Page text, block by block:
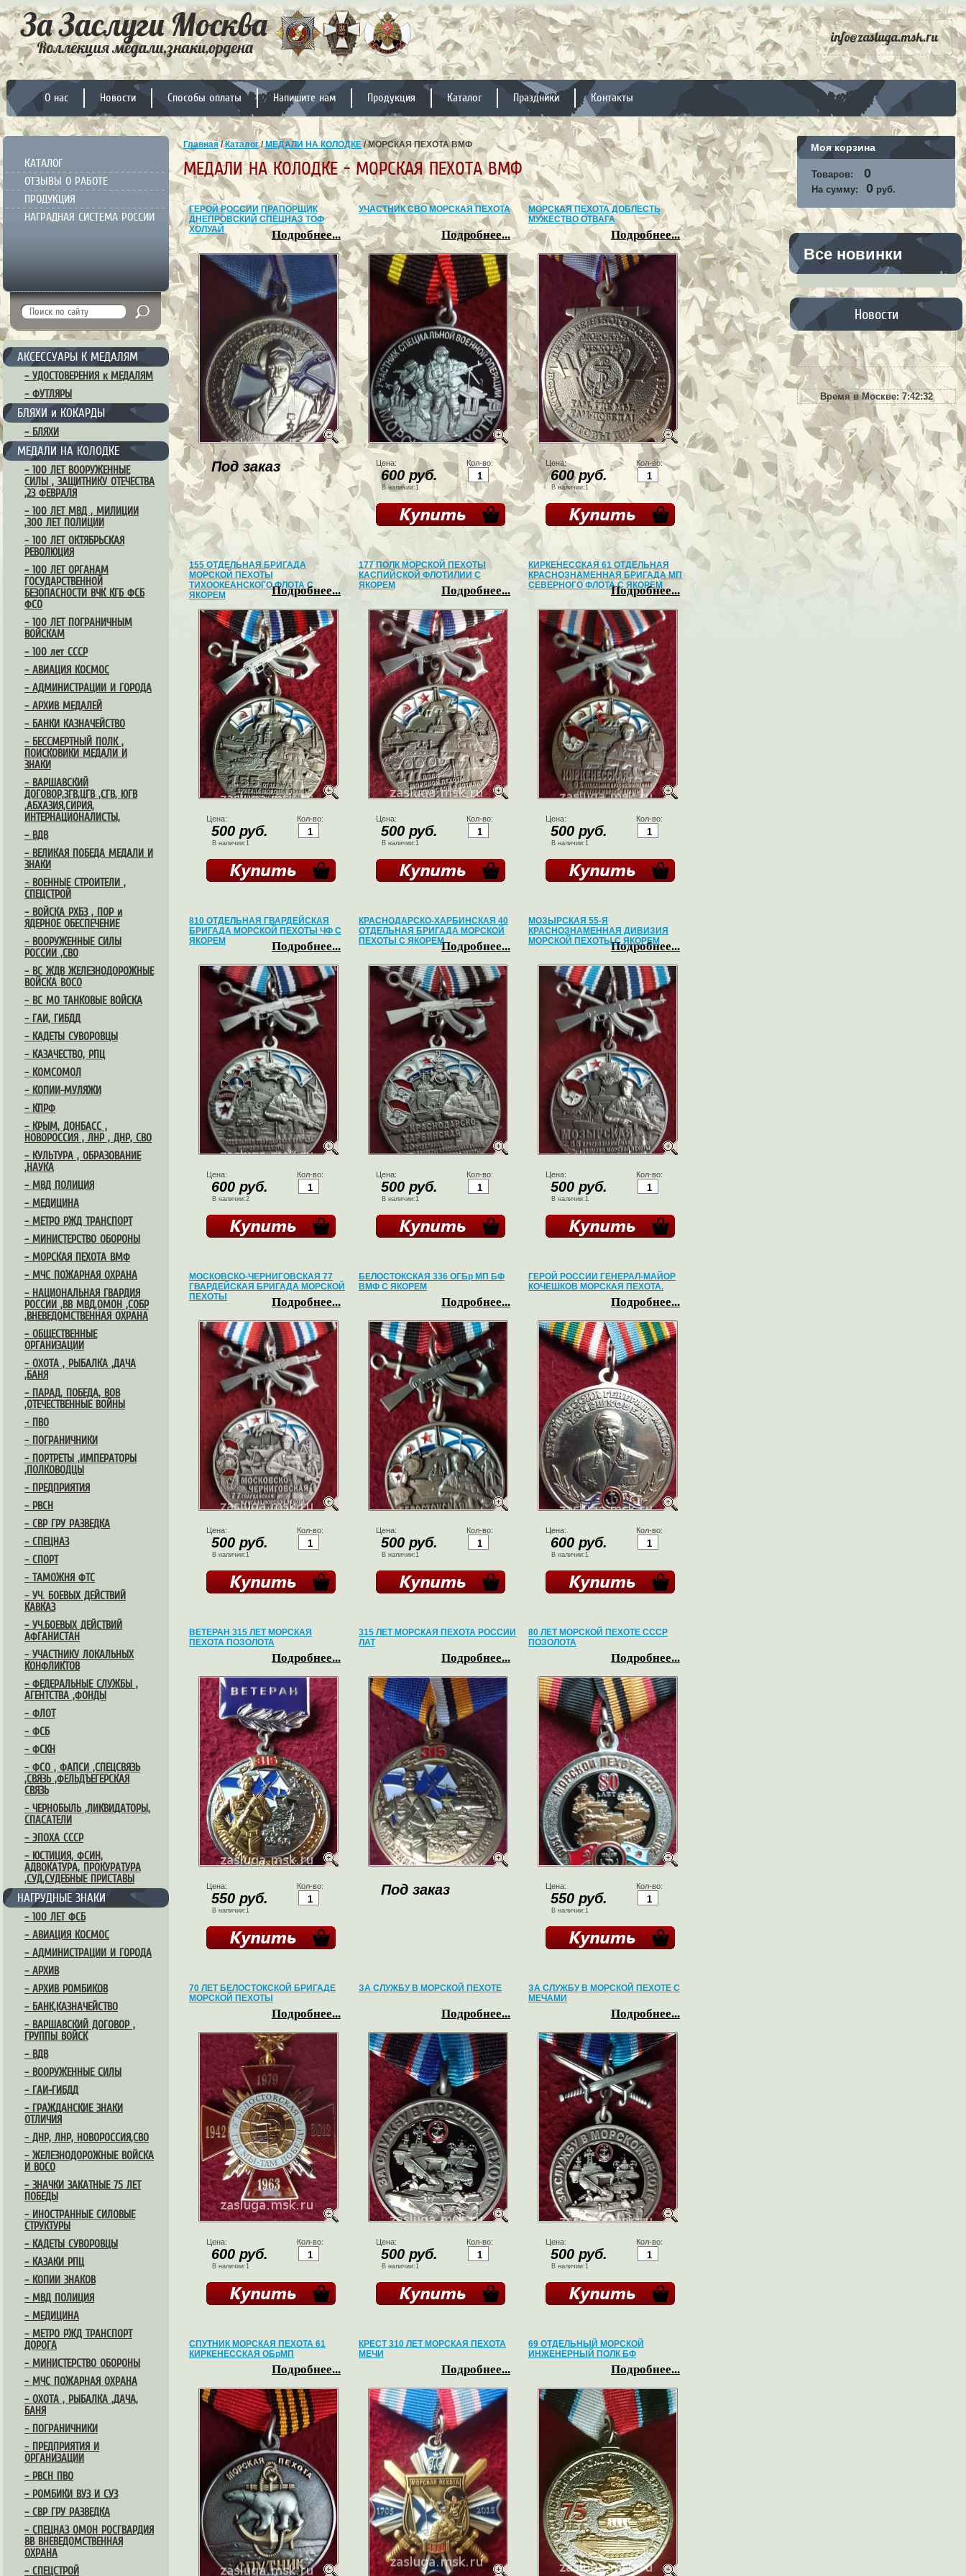
info@zasluga.msk.ru
О нас Новости Способы оплаты Напишите нам Продукция Каталог Праздники Контакты
КАТАЛОГ
ОТЗЫВЫ О РАБОТЕ
ПРОДУКЦИЯ
НАГРАДНАЯ СИСТЕМА РОССИИ
АКСЕССУАРЫ К МЕДАЛЯМ
– УДОСТОВЕРЕНИЯ к МЕДАЛЯМ
– ФУТЛЯРЫ
БЛЯХИ и КОКАРДЫ
– БЛЯХИ
МЕДАЛИ НА КОЛОДКЕ
– 100 ЛЕТ ВООРУЖЕННЫЕ
СИЛЫ , ЗАЩИТНИКУ ОТЕЧЕСТВА
,23 ФЕВРАЛЯ
– 100 ЛЕТ МВД , МИЛИЦИИ
,300 ЛЕТ ПОЛИЦИИ
– 100 ЛЕТ ОКТЯБРЬСКАЯ
РЕВОЛЮЦИЯ
– 100 ЛЕТ ОРГАНАМ
ГОСУДАРСТВЕННОЙ
БЕЗОПАСНОСТИ ВЧК КГБ ФСБ
ФСО
– 100 ЛЕТ ПОГРАНИЧНЫМ
ВОЙСКАМ
– 100 лет СССР
– АВИАЦИЯ КОСМОС
– АДМИНИСТРАЦИИ И ГОРОДА
– АРХИВ МЕДАЛЕЙ
– БАНКИ КАЗНАЧЕЙСТВО
– БЕССМЕРТНЫЙ ПОЛК ,
ПОИСКОВИКИ МЕДАЛИ И
ЗНАКИ
– ВАРШАВСКИЙ
ДОГОВОР,ЗГВ,ЦГВ ,СГВ, ЮГВ
,АБХАЗИЯ,СИРИЯ,
ИНТЕРНАЦИОНАЛИСТЫ,
– ВДВ
– ВЕЛИКАЯ ПОБЕДА МЕДАЛИ И
ЗНАКИ
– ВОЕННЫЕ СТРОИТЕЛИ ,
СПЕЦСТРОЙ
– ВОЙСКА РХБЗ , ПОР и
ЯДЕРНОЕ ОБЕСПЕЧЕНИЕ
– ВООРУЖЕННЫЕ СИЛЫ
РОССИИ ,СВО
– ВС ЖДВ ЖЕЛЕЗНОДОРОЖНЫЕ
ВОЙСКА ВОСО
– ВС МО ТАНКОВЫЕ ВОЙСКА
– ГАИ, ГИБДД
– КАДЕТЫ СУВОРОВЦЫ
– КАЗАЧЕСТВО, РПЦ
– КОМСОМОЛ
– КОПИИ-МУЛЯЖИ
– КПРФ
– КРЫМ, ДОНБАСС ,
НОВОРОССИЯ , ЛНР , ДНР, СВО
– КУЛЬТУРА , ОБРАЗОВАНИЕ
,НАУКА
– МВД ПОЛИЦИЯ
– МЕДИЦИНА
– МЕТРО РЖД ТРАНСПОРТ
– МИНИСТЕРСТВО ОБОРОНЫ
– МОРСКАЯ ПЕХОТА ВМФ
– МЧС ПОЖАРНАЯ ОХРАНА
– НАЦИОНАЛЬНАЯ ГВАРДИЯ
РОССИИ ,ВВ МВД,ОМОН ,СОБР
,ВНЕВЕДОМСТВЕННАЯ ОХРАНА
– ОБЩЕСТВЕННЫЕ
ОРГАНИЗАЦИИ
– ОХОТА , РЫБАЛКА ,ДАЧА
,БАНЯ
– ПАРАД, ПОБЕДА, ВОВ
,ОТЕЧЕСТВЕННЫЕ ВОЙНЫ
– ПВО
– ПОГРАНИЧНИКИ
– ПОРТРЕТЫ ,ИМПЕРАТОРЫ
,ПОЛКОВОДЦЫ
– ПРЕДПРИЯТИЯ
– РВСН
– СВР ГРУ РАЗВЕДКА
– СПЕЦНАЗ
– СПОРТ
– ТАМОЖНЯ ФТС
– УЧ. БОЕВЫХ ДЕЙСТВИЙ
КАВКАЗ
– УЧ.БОЕВЫХ ДЕЙСТВИЙ
АФГАНИСТАН
– УЧАСТНИКУ ЛОКАЛЬНЫХ
КОНФЛИКТОВ
– ФЕДЕРАЛЬНЫЕ СЛУЖБЫ ,
АГЕНТСТВА ,ФОНДЫ
– ФЛОТ
– ФСБ
– ФСКН
– ФСО , ФАПСИ ,СПЕЦСВЯЗЬ
,СВЯЗЬ ,ФЕЛЬДЪЕГЕРСКАЯ
СВЯЗЬ
– ЧЕРНОБЫЛЬ ,ЛИКВИДАТОРЫ,
СПАСАТЕЛИ
– ЭПОХА СССР
– ЮСТИЦИЯ, ФСИН,
АДВОКАТУРА, ПРОКУРАТУРА
,СУД,СУДЕБНЫЕ ПРИСТАВЫ
НАГРУДНЫЕ ЗНАКИ
– 100 ЛЕТ ФСБ
– АВИАЦИЯ КОСМОС
– АДМИНИСТРАЦИИ И ГОРОДА
– АРХИВ
– АРХИВ РОМБИКОВ
– БАНК,КАЗНАЧЕЙСТВО
– ВАРШАВСКИЙ ДОГОВОР ,
ГРУППЫ ВОЙСК
– ВДВ
– ВООРУЖЕННЫЕ СИЛЫ
– ГАИ-ГИБДД
– ГРАЖДАНСКИЕ ЗНАКИ
ОТЛИЧИЯ
– ДНР, ЛНР, НОВОРОССИЯ,СВО
– ЖЕЛЕЗНОДОРОЖНЫЕ ВОЙСКА
И ВОСО
– ЗНАЧКИ ЗАКАТНЫЕ 75 ЛЕТ
ПОБЕДЫ
– ИНОСТРАННЫЕ СИЛОВЫЕ
СТРУКТУРЫ
– КАДЕТЫ СУВОРОВЦЫ
– КАЗАКИ РПЦ
– КОПИИ ЗНАКОВ
– МВД ПОЛИЦИЯ
– МЕДИЦИНА
– МЕТРО РЖД ТРАНСПОРТ
ДОРОГА
– МИНИСТЕРСТВО ОБОРОНЫ
– МЧС ПОЖАРНАЯ ОХРАНА
– ОХОТА , РЫБАЛКА ,ДАЧА,
БАНЯ
– ПОГРАНИЧНИКИ
– ПРЕДПРИЯТИЯ И
ОРГАНИЗАЦИИ
– РВСН ПВО
– РОМБИКИ ВУЗ И СУЗ
– СВР ГРУ РАЗВЕДКА
– СПЕЦНАЗ ОМОН РОСГВАРДИЯ
ВВ ВНЕВЕДОМСТВЕННАЯ
ОХРАНА
– СПЕЦСТРОЙ
Главная/Каталог/МЕДАЛИ НА КОЛОДКЕ/ МОРСКАЯ ПЕХОТА ВМФ
МЕДАЛИ НА КОЛОДКЕ - МОРСКАЯ ПЕХОТА ВМФ
ГЕРОЙ РОССИИ ПРАПОРЩИК
ДНЕПРОВСКИЙ СПЕЦНАЗ ТОФ
ХОЛУАЙ
Подробнее...
Под заказ
УЧАСТНИК СВО МОРСКАЯ ПЕХОТА
Подробнее...
Цена:
600 руб.
В наличии:1
Кол-во:
МОРСКАЯ ПЕХОТА ДОБЛЕСТЬ
МУЖЕСТВО ОТВАГА
Подробнее...
Цена:
600 руб.
В наличии:1
Кол-во:
155 ОТДЕЛЬНАЯ БРИГАДА
МОРСКОЙ ПЕХОТЫ
ТИХООКЕАНСКОГО ФЛОТА С
ЯКОРЕМ
Подробнее...
Цена:
500 руб.
В наличии:1
Кол-во:
177 ПОЛК МОРСКОЙ ПЕХОТЫ
КАСПИЙСКОЙ ФЛОТИЛИИ С
ЯКОРЕМ
Подробнее...
Цена:
500 руб.
В наличии:1
Кол-во:
КИРКЕНЕССКАЯ 61 ОТДЕЛЬНАЯ
КРАСНОЗНАМЕННАЯ БРИГАДА МП
СЕВЕРНОГО ФЛОТА С ЯКОРЕМ
Подробнее...
Цена:
500 руб.
В наличии:1
Кол-во:
810 ОТДЕЛЬНАЯ ГВАРДЕЙСКАЯ
БРИГАДА МОРСКОЙ ПЕХОТЫ ЧФ С
ЯКОРЕМ
Подробнее...
Цена:
600 руб.
В наличии:2
Кол-во:
КРАСНОДАРСКО-ХАРБИНСКАЯ 40
ОТДЕЛЬНАЯ БРИГАДА МОРСКОЙ
ПЕХОТЫ С ЯКОРЕМПодробнее...
Цена:
500 руб.
В наличии:1
Кол-во:
МОЗЫРСКАЯ 55-Я
КРАСНОЗНАМЕННАЯ ДИВИЗИЯ
МОРСКОЙ ПЕХОТЫ С ЯКОРЕМ
Подробнее...
Цена:
500 руб.
В наличии:1
Кол-во:
МОСКОВСКО-ЧЕРНИГОВСКАЯ 77
ГВАРДЕЙСКАЯ БРИГАДА МОРСКОЙ
ПЕХОТЫ
Подробнее...
Цена:
500 руб.
В наличии:1
Кол-во:
БЕЛОСТОКСКАЯ 336 ОГБр МП БФ
ВМФ С ЯКОРЕМ
Подробнее...
Цена:
500 руб.
В наличии:1
Кол-во:
ГЕРОЙ РОССИИ ГЕНЕРАЛ-МАЙОР
КОЧЕШКОВ МОРСКАЯ ПЕХОТА.
Подробнее...
Цена:
600 руб.
В наличии:1
Кол-во:
ВЕТЕРАН 315 ЛЕТ МОРСКАЯ
ПЕХОТА ПОЗОЛОТА
Подробнее...
Цена:
550 руб.
В наличии:1
Кол-во:
315 ЛЕТ МОРСКАЯ ПЕХОТА РОССИИ
ЛАТ
Подробнее...
Под заказ
80 ЛЕТ МОРСКОЙ ПЕХОТЕ СССР
ПОЗОЛОТА
Подробнее...
Цена:
550 руб.
В наличии:1
Кол-во:
70 ЛЕТ БЕЛОСТОКСКОЙ БРИГАДЕ
МОРСКОЙ ПЕХОТЫ
Подробнее...
Цена:
600 руб.
В наличии:1
Кол-во:
ЗА СЛУЖБУ В МОРСКОЙ ПЕХОТЕ
Подробнее...
Цена:
500 руб.
В наличии:1
Кол-во:
ЗА СЛУЖБУ В МОРСКОЙ ПЕХОТЕ С
МЕЧАМИ
Подробнее...
Цена:
500 руб.
В наличии:1
Кол-во:
СПУТНИК МОРСКАЯ ПЕХОТА 61
КИРКЕНЕССКАЯ ОБрМП
Подробнее...
КРЕСТ 310 ЛЕТ МОРСКАЯ ПЕХОТА
МЕЧИ
Подробнее...
69 ОТДЕЛЬНЫЙ МОРСКОЙ
ИНЖЕНЕРНЫЙ ПОЛК БФ
Подробнее...
Моя корзина
Товаров: 0
На сумму: 0 руб.
Все новинки
Новости
Время в Москве: 7:42:34